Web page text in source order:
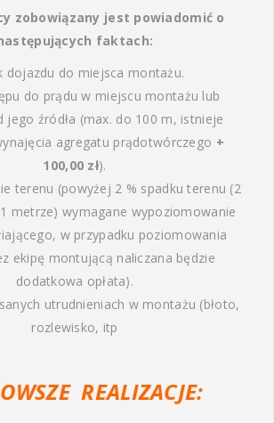
zobowiązany jest powiadomić o
faktach:
dojazdu do miejsca montażu.
do prądu w miejscu montażu lub
jego źródła (max. do 100 m, istnieje
agregatu prądotwórczego +
100,00 zł).
terenu (powyżej 2 % spadku terenu (2
metrze) wymagane wypoziomowanie
w przypadku poziomowania
ekipę montującą naliczana będzie
dodatkowa opłata).
utrudnieniach w montażu (błoto,
rozlewisko, itp
REALIZACJE: